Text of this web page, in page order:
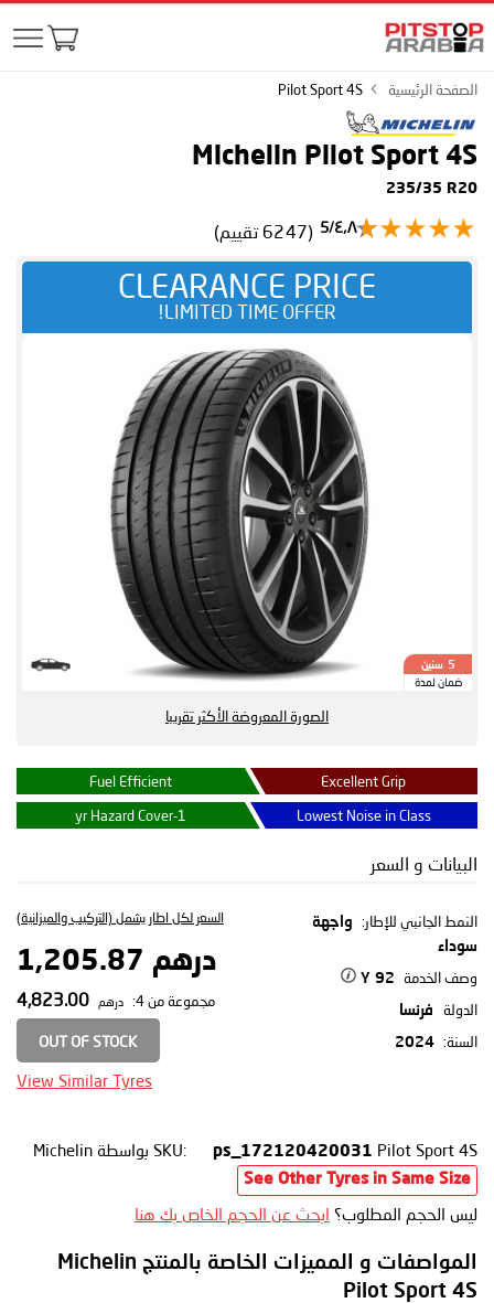
الصفحة الرئيسية Pilot Sport 4S
Michelin Pilot Sport 4S
235/35 R20
٤٫٨/5 (6247 تقييم)
CLEARANCE PRICE
LIMITED TIME OFFER!
5 سنين
ضمان لمدة
الصورة المعروضة الأكثر تقريبا
Excellent Grip
Fuel Efficient
Lowest Noise in Class
1-yr Hazard Cover
البيانات و السعر
النمط الجانبي للإطار:
واجهة
سوداء
وصف الخدمة 92 Y
الدولة فرنسا
السنة: 2024
السعر لكل اطار يشمل (التركيب والميزانية)
درهم 1,205.87
مجموعة من 4: درهم
OUT OF STOCK
View Similar Tyres
SKU: ps_172120420031 Pilot Sport 4S بواسطة Michelin
See Other Tyres in Same Size
ليس الحجم المطلوب؟ ابحث عن الحجم الخاص بك هنا
المواصفات و المميزات الخاصة بالمنتج Michelin
Pilot Sport 4S